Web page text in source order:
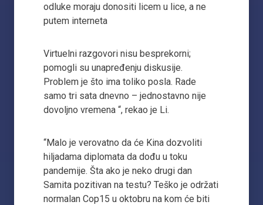
odluke moraju donositi licem u lice, a ne
putem interneta
Virtuelni razgovori nisu besprekorni;
pomogli su unapređenju diskusije.
Problem je što ima toliko posla. Rade
samo tri sata dnevno – jednostavno nije
dovoljno vremena “, rekao je Li.
“Malo je verovatno da će Kina dozvoliti
hiljadama diplomata da dođu u toku
pandemije. Šta ako je neko drugi dan
Samita pozitivan na testu? Teško je održati
normalan Cop15 u oktobru na kom će biti